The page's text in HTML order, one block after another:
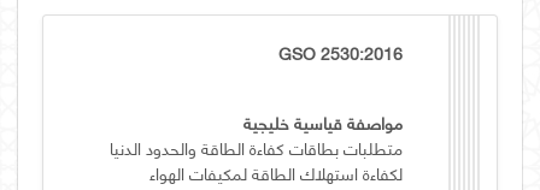
GSO 2530:2016
مواصفة قياسية خليجية
متطلبات بطاقات كفاءة الطاقة والحدود الدنيا
لكفاءة استهلاك الطاقة لمكيفات الهواء